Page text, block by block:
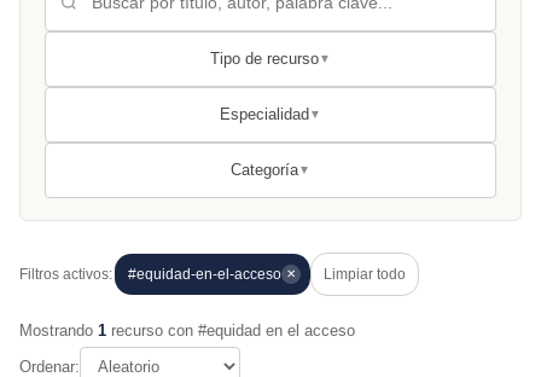
Tipo de recurso▼
Especialidad ▼
Categoría▼
Filtros activos: #equidad-en-el-acceso ✕ Limpiar todo
Mostrando 1 recurso con #equidad en el acceso
Ordenar: